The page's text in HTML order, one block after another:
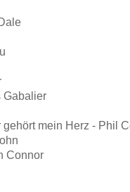
Gabalier
mein Herz - Phil
Connor